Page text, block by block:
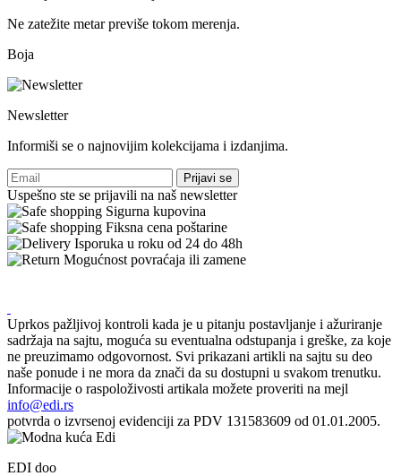
Ne zatežite metar previše tokom merenja.
Boja
Newsletter
Informiši se o najnovijim kolekcijama i izdanjima.
Prijavi se
Uspešno ste se prijavili na naš newsletter
Sigurna kupovina
Fiksna cena poštarine
Isporuka u roku od 24 do 48h
Mogućnost povraćaja ili zamene
Uprkos pažljivoj kontroli kada je u pitanju postavljanje i ažuriranje
sadržaja na sajtu, moguća su eventualna odstupanja i greške, za koje
ne preuzimamo odgovornost. Svi prikazani artikli na sajtu su deo
naše ponude i ne mora da znači da su dostupni u svakom trenutku.
Informacije o raspoloživosti artikala možete proveriti na mejl
info@edi.rs
potvrda o izvrsenoj evidenciji za PDV 131583609 od 01.01.2005.
EDI doo